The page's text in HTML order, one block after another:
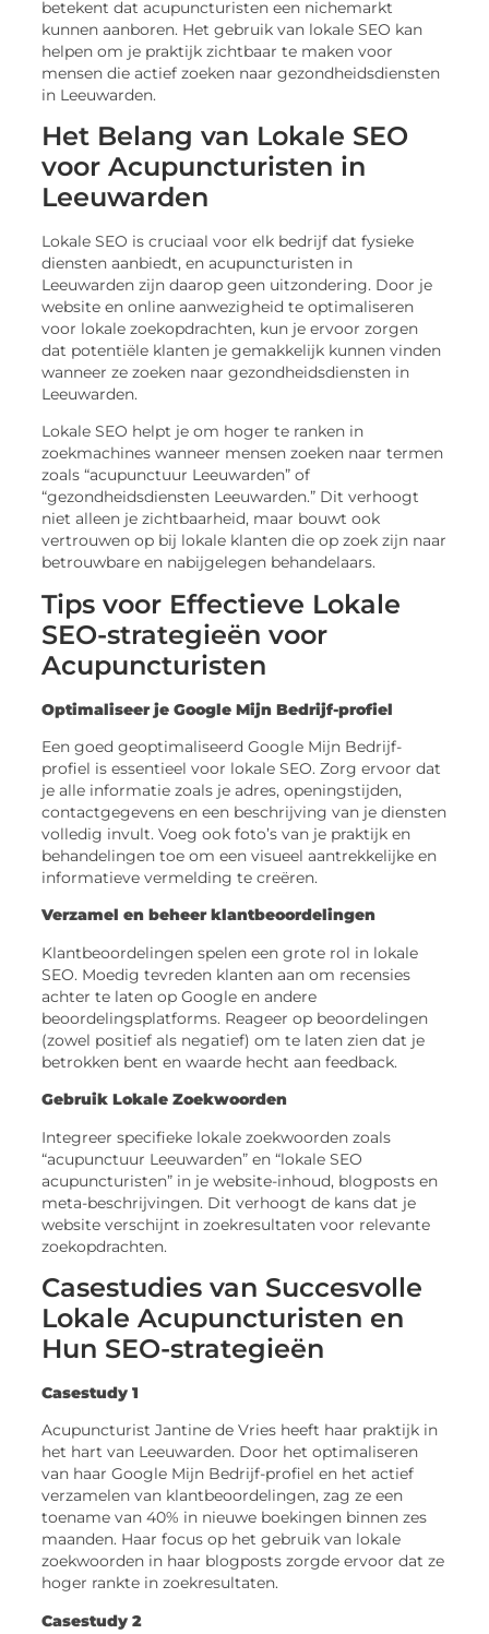
betekent dat acupuncturisten een nichemarkt
kunnen aanboren. Het gebruik van lokale SEO kan
helpen om je praktijk zichtbaar te maken voor
mensen die actief zoeken naar gezondheidsdiensten
in Leeuwarden.
Het Belang van Lokale SEO
voor Acupuncturisten in
Leeuwarden
Lokale SEO is cruciaal voor elk bedrijf dat fysieke
diensten aanbiedt, en acupuncturisten in
Leeuwarden zijn daarop geen uitzondering. Door je
website en online aanwezigheid te optimaliseren
voor lokale zoekopdrachten, kun je ervoor zorgen
dat potentiële klanten je gemakkelijk kunnen vinden
wanneer ze zoeken naar gezondheidsdiensten in
Leeuwarden.
Lokale SEO helpt je om hoger te ranken in
zoekmachines wanneer mensen zoeken naar termen
zoals “acupunctuur Leeuwarden” of
“gezondheidsdiensten Leeuwarden.” Dit verhoogt
niet alleen je zichtbaarheid, maar bouwt ook
vertrouwen op bij lokale klanten die op zoek zijn naar
betrouwbare en nabijgelegen behandelaars.
Tips voor Effectieve Lokale
SEO-strategieën voor
Acupuncturisten
Optimaliseer je Google Mijn Bedrijf-profiel
Een goed geoptimaliseerd Google Mijn Bedrijf-
profiel is essentieel voor lokale SEO. Zorg ervoor dat
je alle informatie zoals je adres, openingstijden,
contactgegevens en een beschrijving van je diensten
volledig invult. Voeg ook foto’s van je praktijk en
behandelingen toe om een visueel aantrekkelijke en
informatieve vermelding te creëren.
Verzamel en beheer klantbeoordelingen
Klantbeoordelingen spelen een grote rol in lokale
SEO. Moedig tevreden klanten aan om recensies
achter te laten op Google en andere
beoordelingsplatforms. Reageer op beoordelingen
(zowel positief als negatief) om te laten zien dat je
betrokken bent en waarde hecht aan feedback.
Gebruik Lokale Zoekwoorden
Integreer specifieke lokale zoekwoorden zoals
“acupunctuur Leeuwarden” en “lokale SEO
acupuncturisten” in je website-inhoud, blogposts en
meta-beschrijvingen. Dit verhoogt de kans dat je
website verschijnt in zoekresultaten voor relevante
zoekopdrachten.
Casestudies van Succesvolle
Lokale Acupuncturisten en
Hun SEO-strategieën
Casestudy 1
Acupuncturist Jantine de Vries heeft haar praktijk in
het hart van Leeuwarden. Door het optimaliseren
van haar Google Mijn Bedrijf-profiel en het actief
verzamelen van klantbeoordelingen, zag ze een
toename van 40% in nieuwe boekingen binnen zes
maanden. Haar focus op het gebruik van lokale
zoekwoorden in haar blogposts zorgde ervoor dat ze
hoger rankte in zoekresultaten.
Casestudy 2